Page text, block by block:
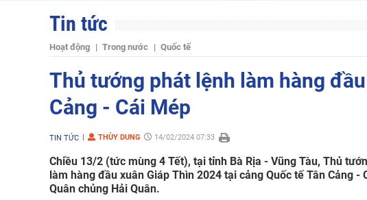
Tin tức
Hoạt động Trong nước Quốc tế
Thủ tướng phát lệnh làm hàng
Cảng - Cái Mép
TIN TỨC THÙY DUNG 14/02/2024 07:33
Chiều 13/2 (tức mùng 4 Tết), tại tỉnh Bà Rịa - Vũng Tàu, Thủ
làm hàng đầu xuân Giáp Thìn 2024 tại cảng Quốc tế Tân Cảng -
Quân chủng Hải Quân.